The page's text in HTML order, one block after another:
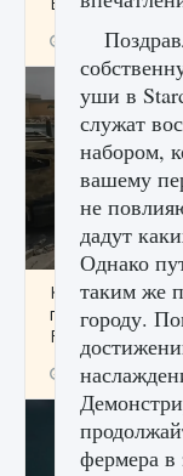
9 августа 2024
Как исправить
Force Hawk Ops
9 августа 2024
уши в
служат
набором,
вашему
не
дадут
Однако
таким же
городу.
фермера в